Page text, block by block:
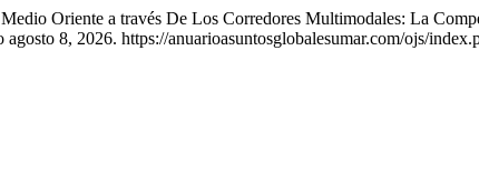
Oriente a través De Los Corredores Multimodales: La
8, 2026. https://anuarioasuntosglobalesumar.com/ojs/